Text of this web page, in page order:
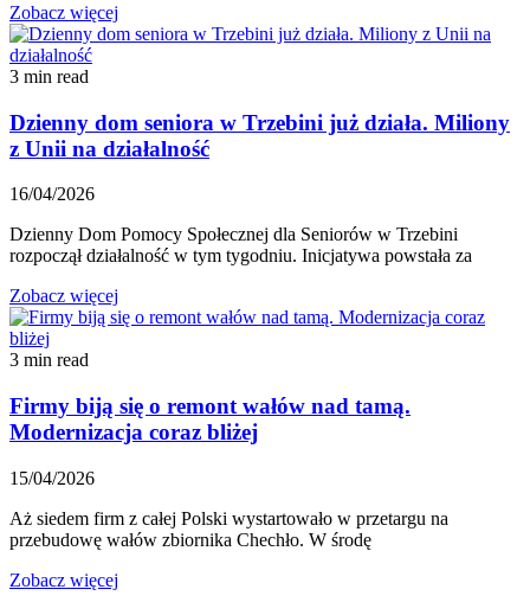
Zobacz więcej
3 min read
Dzienny dom seniora w Trzebini już działa. Miliony
z Unii na działalność
16/04/2026
Dzienny Dom Pomocy Społecznej dla Seniorów w Trzebini
rozpoczął działalność w tym tygodniu. Inicjatywa powstała za
Zobacz więcej
3 min read
Firmy biją się o remont wałów nad tamą.
Modernizacja coraz bliżej
15/04/2026
Aż siedem firm z całej Polski wystartowało w przetargu na
przebudowę wałów zbiornika Chechło. W środę
Zobacz więcej